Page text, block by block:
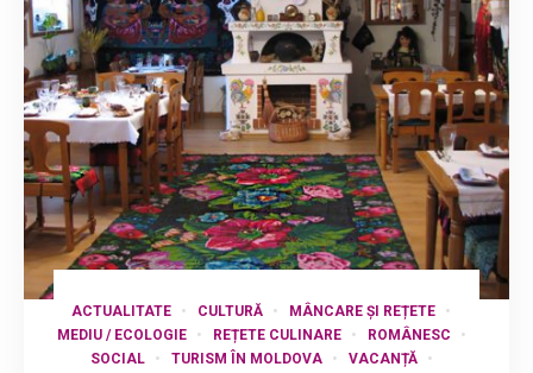
ACTUALITATE CULTURĂ
MÂNCARE ȘI REȚETE
MEDIU / ECOLOGIE
REȚETE CULINARE
ROMÂNESC
SOCIAL
TURISM ÎN MOLDOVA
VACANȚĂ